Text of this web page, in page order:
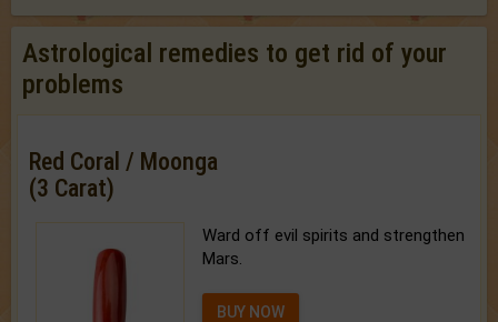
Astrological remedies to get rid of your
problems
Red Coral / Moonga
(3 Carat)
Ward off evil spirits and strengthen
Mars.
BUY NOW